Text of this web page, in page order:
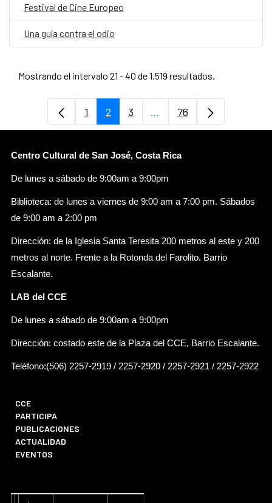
Festival de Cine Europeo
Una guía contra el odio
Mostrando el intervalo 21 - 40 de 1.519 resultados.
Página
1 Página
2 Página
3 ...Páginas intermedias
Página
76
Centro Cultural de San José, Costa Rica
De lunes a sábado de 9:00am a 9:00pm
Biblioteca: de lunes a viernes de 9:00 am a 7:00 pm. Sábados
de 9:00 am a 2:00 pm
Dirección: de la Iglesia Santa Teresita 200 metros al este y 200
metros al norte. Frente a la Rotonda del Farolito. Barrio
Escalante.
LAB del CCE
De lunes a sábado de 9:00am a 9:00pm
Dirección: costado este de la Plaza del CCE, Barrio Escalante.
Teléfono:(506) 2257-2919 / 2257-2920 / 2257-2921 / 2257-2922
CCE
PARTICIPA
PUBLICACIONES
ACTUALIDAD
EVENTOS